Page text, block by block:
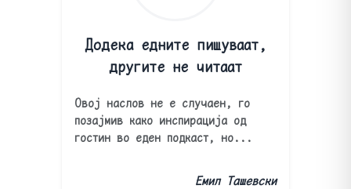
Додека едните пишуваат,
другите не читаат
Овој наслов не е случаен, го
позајмив како инспирација од
гостин во еден подкаст, но...
Емил Ташевски